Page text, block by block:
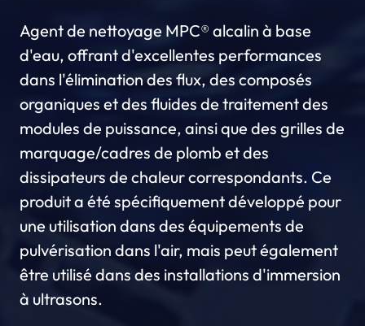
Agent de nettoyage MPC® alcalin à base
d'eau, offrant d'excellentes performances
dans l'élimination des flux, des composés
organiques et des fluides de traitement des
modules de puissance, ainsi que des grilles de
marquage/cadres de plomb et des
dissipateurs de chaleur correspondants. Ce
produit a été spécifiquement développé pour
une utilisation dans des équipements de
pulvérisation dans l'air, mais peut également
être utilisé dans des installations d'immersion
à ultrasons.